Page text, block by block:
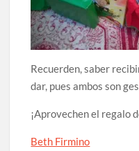
Recuerden, saber
dar, pues ambos son
¡Aprovechen el regalo
Beth Firmino